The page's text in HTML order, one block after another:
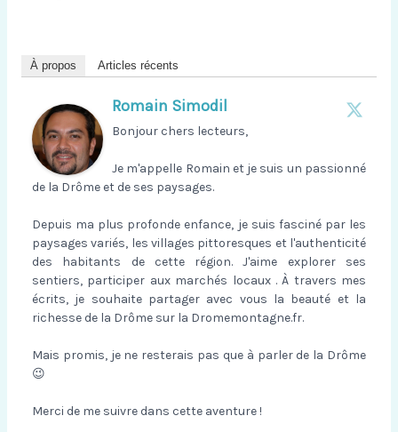
À propos Articles récents
Romain Simodil
Bonjour chers lecteurs,
Je m'appelle Romain et je suis un passionné
de la Drôme et de ses paysages.
Depuis ma plus profonde enfance, je suis fasciné par les
paysages variés, les villages pittoresques et l'authenticité
des habitants de cette région. J'aime explorer ses
sentiers, participer aux marchés locaux . À travers mes
écrits, je souhaite partager avec vous la beauté et la
richesse de la Drôme sur la Dromemontagne.fr.
Mais promis, je ne resterais pas que à parler de la Drôme
😉
Merci de me suivre dans cette aventure !